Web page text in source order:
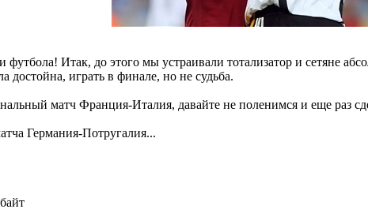
футбола! Итак, до этого мы устраивали тотализатор и сетяне
достойна, играть в финале, но не судьба.
матч Франция-Италия, давайте не поленимся и еще раз
Германия-Потругалия...